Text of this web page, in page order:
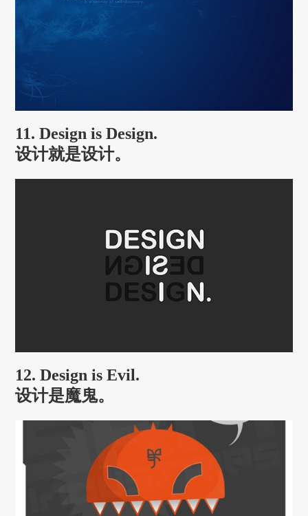
11. Design is Design.
设计就是设计。
12. Design is Evil.
设计是魔鬼。